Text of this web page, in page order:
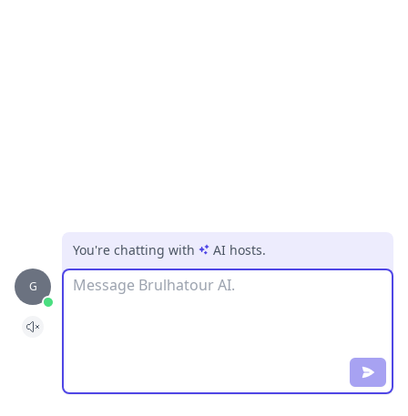
G
You're chatting with AI hosts.
Message